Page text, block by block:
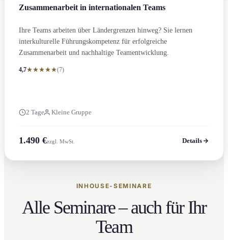
Zusammenarbeit in internation­alen Teams
Ihre Teams arbeiten über Ländergrenzen hinweg? Sie lernen
interkulturelle Führungs­kompetenz für erfolgreiche
Zusammenarbeit und nachhaltige Teament­wicklung.
4,7 (7)
2 Tage Kleine Gruppe
1.490 €zzgl. MwSt. Details
INHOUSE-SEMINARE
Alle Seminare – auch für Ihr
Team